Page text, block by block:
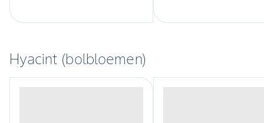
Hyacint (bolbloemen)